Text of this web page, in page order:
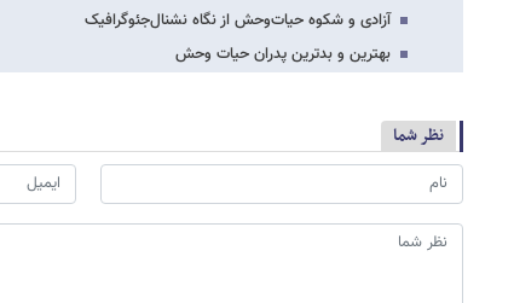
آزادی و شکوه حیات‌وحش از نگاه نشنال‌جئوگرافیک
بهترین و بدترین پدران حیات وحش
نظر شما